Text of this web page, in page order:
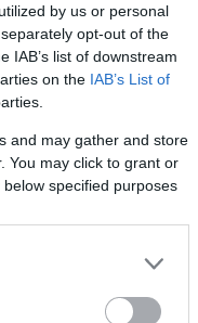
by us or personal
opt-out of the
IAB’s list of downstream
on the IAB’s List of
and may gather and store
You may click to grant or
specified purposes